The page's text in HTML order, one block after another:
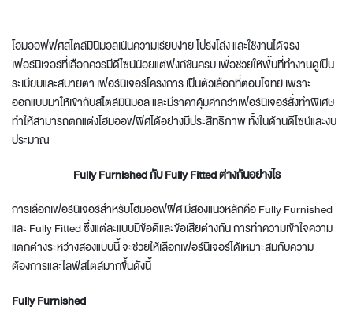
โฮมออฟฟิศสไตล์มินิมอลเน้นความเรียบง่าย โปร่งโล่ง และใช้งานได้จริง
เฟอร์นิเจอร์ที่เลือกควรมีดีไซน์น้อยแต่ฟังก์ชันครบ เพื่อช่วยให้พื้นที่ทำงานดูเป็น
ระเบียบและสบายตา เฟอร์นิเจอร์โครงการเป็นตัวเลือกที่ตอบโจทย์ เพราะ
ออกแบบมาให้เข้ากับสไตล์มินิมอล และมีราคาคุ้มค่ากว่าเฟอร์นิเจอร์สั่งทำพิเศษ
ทำให้สามารถตกแต่งโฮมออฟฟิศได้อย่างมีประสิทธิภาพ ทั้งในด้านดีไซน์และงบ
ประมาณ
Fully Furnished กับ Fully Fitted ต่างกันอย่างไร
การเลือกเฟอร์นิเจอร์สำหรับโฮมออฟฟิศ มีสองแนวหลักคือ Fully Furnished
และ Fully Fitted ซึ่งแต่ละแบบมีข้อดีและข้อเสียต่างกัน การทำความเข้าใจความ
แตกต่างระหว่างสองแบบนี้ จะช่วยให้เลือกเฟอร์นิเจอร์ได้เหมาะสมกับความ
ต้องการและไลฟ์สไตล์มากขึ้นดังนี้
Fully Furnished